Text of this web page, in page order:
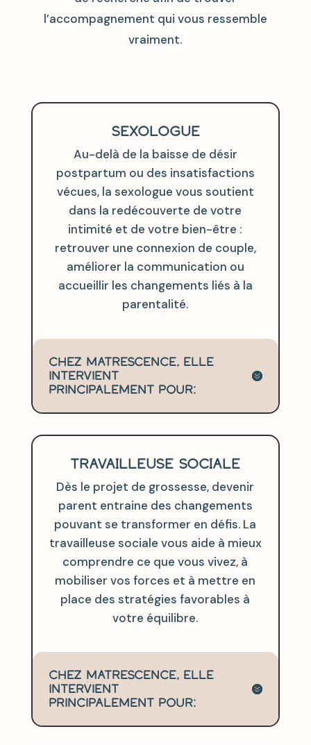
l’accompagnement qui vous ressemble
vraiment.
SEXOLOGUE
Au-delà de la baisse de désir
postpartum ou des insatisfactions
vécues, la sexologue vous soutient
dans la redécouverte de votre
intimité et de votre bien-être :
retrouver une connexion de couple,
améliorer la communication ou
accueillir les changements liés à la
parentalité.
Chez Matrescence, elle
intervient
principalement pour:
TRAVAILLEUSE SOCIALE
Dès le projet de grossesse, devenir
parent entraine des changements
pouvant se transformer en défis. La
travailleuse sociale vous aide à mieux
comprendre ce que vous vivez, à
mobiliser vos forces et à mettre en
place des stratégies favorables à
votre équilibre.
Chez Matrescence, elle
intervient
principalement pour: